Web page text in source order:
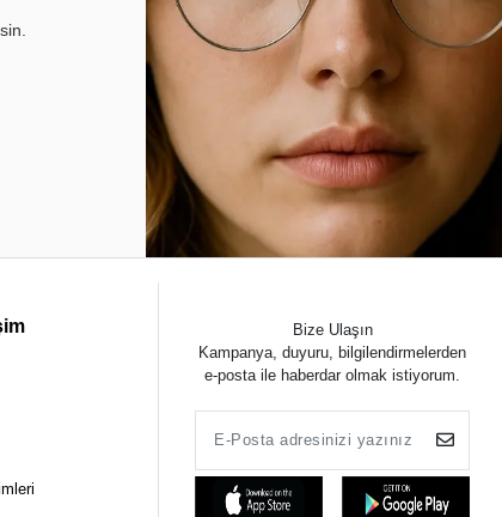
Bize Ulaşın
Kampanya, duyuru, bilgilendirmelerden
e-posta ile haberdar olmak istiyorum.